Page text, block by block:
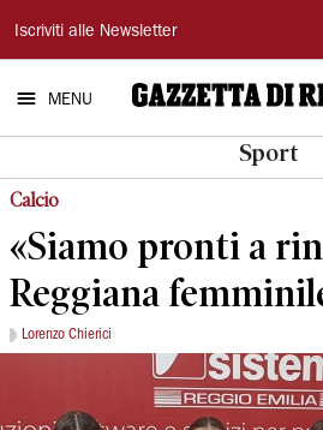
Gazzetta
di
Reggio
Iscriviti alle Newsletter
MENU
Sport
Calcio
«Siamo pronti a
Reggiana
Lorenzo Chierici